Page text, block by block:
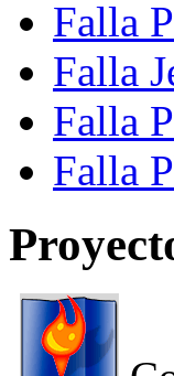
Falla
Falla
Falla
Falla